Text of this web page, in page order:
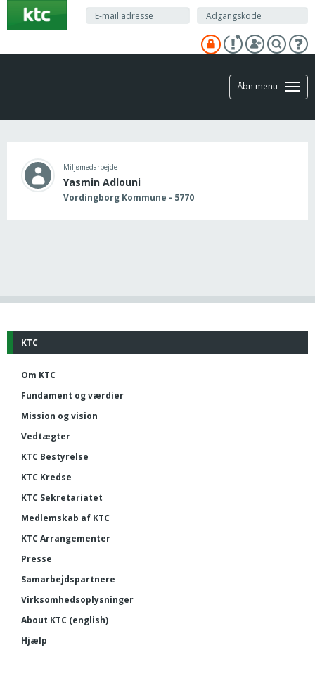
hovedindhold
Åbn menu
Miljømedarbejde
Yasmin Adlouni
Vordingborg Kommune - 5770
KTC
Om KTC
Fundament og værdier
Mission og vision
Vedtægter
KTC Bestyrelse
KTC Kredse
KTC Sekretariatet
Medlemskab af KTC
KTC Arrangementer
Presse
Samarbejdspartnere
Virksomhedsoplysninger
About KTC (english)
Hjælp